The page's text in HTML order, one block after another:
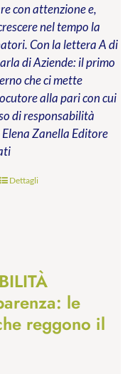
con attenzione e,
nel tempo la
Con la lettera A di
di Aziende: il primo
che ci mette
alla pari con cui
di responsabilità
Zanella Editore
Dettagli
le
reggono il